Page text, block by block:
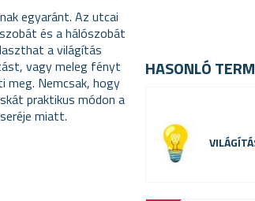
egyaránt. Az utcai
és a hálószobát
a világítás
vagy meleg fényt
Nemcsak, hogy
praktikus módon a
miatt.
HASONLÓ